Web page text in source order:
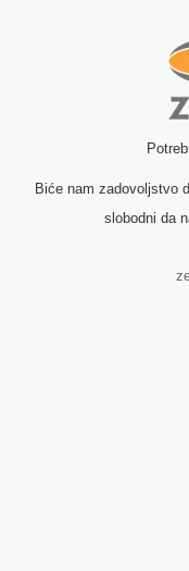
Biće nam zadovoljstvo
slobodni da